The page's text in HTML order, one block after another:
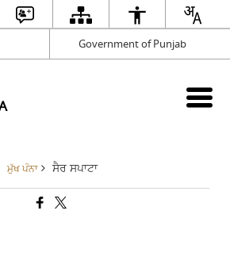
Government of Punjab
ਮੁੱਖ ਪੰਨਾ ਸੈਰ ਸਪਾਟਾ